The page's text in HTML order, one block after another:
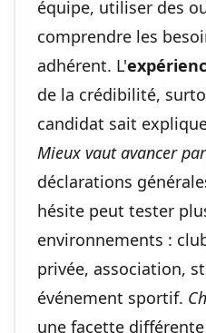
équipe, utiliser des
comprendre les
adhérent. L'
de la crédibilité,
candidat sait
Mieux vaut avancer
déclarations
hésite peut tester
environnements :
privée, association,
événement sportif.
une facette